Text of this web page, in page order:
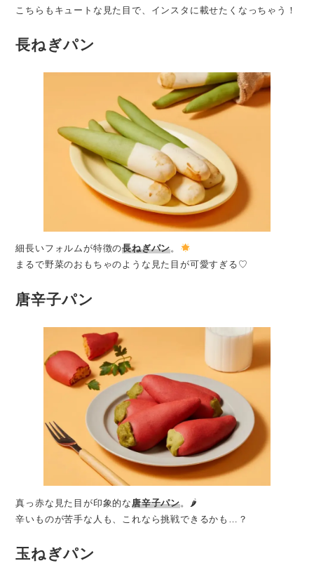
こちらもキュートな見た目で、インスタに載せたくなっちゃう！
長ねぎパン
細長いフォルムが特徴の長ねぎパン。
まるで野菜のおもちゃのような見た目が可愛すぎる♡
唐辛子パン
真っ赤な見た目が印象的な唐辛子パン。🌶
辛いものが苦手な人も、これなら挑戦できるかも…？
玉ねぎパン